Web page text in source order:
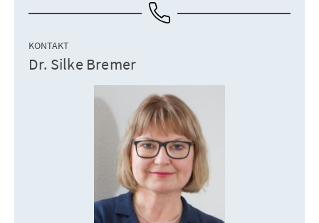
KONTAKT
Dr. Silke Bremer